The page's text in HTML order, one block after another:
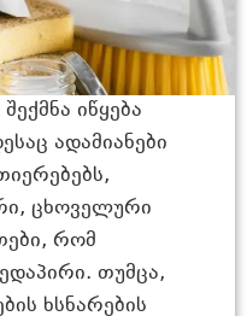
იწყება
ადამიანები
ცხოველური
რომ
თუმცა,
ხსნარების